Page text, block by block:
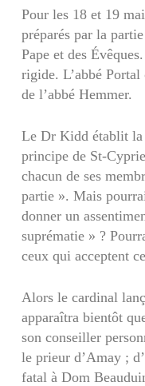
Pour les 18 et 19
préparés par la
Pape et des
rigide. L’abbé
de l’abbé Hemmer.
Le Dr Kidd établit la
principe de St-
chacun de ses
partie ». Mais
donner un
supré­matie » ?
ceux qui acceptent
Alors le cardinal
apparaîtra bientôt
son conseiller
le prieur d’Amay ;
fatal à Dom